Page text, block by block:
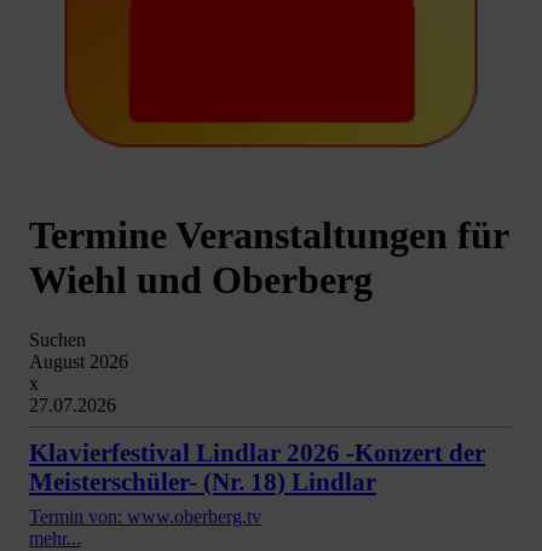
Termine Veranstaltungen für
Wiehl und Oberberg
Suchen
August 2026
x
27.07.2026
Klavierfestival Lindlar 2026 -Konzert der
Meisterschüler- (Nr. 18) Lindlar
Termin von: www.oberberg.tv
mehr...